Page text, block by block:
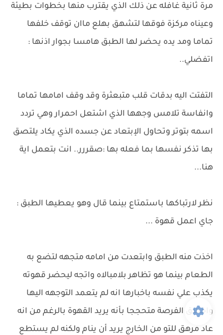
مرة ثانية غافله عن ذلك الذي يقترب منها بخطوات بطيئة
وعيناه مركزة فوقها لتشهق بهلع ماان توقف خلفها
تماما ومد يده يحضر لها الطبق هامسا بجوار اذنها :
اتفضلي..
التفتت اليه بدقات قلب متبعثرة وقد وقف امامها تماما
وانفاسة تلامس وجهها الذي اشتعل احمرار وهي تردد
اسمه بتوتر وتحاول الإبتعاد عن جسده الذي يكاد يلتصق
بها تذكر نفسها بما فعله بها :صقررر.. انت بتعمل اية
هنا...
نظر لارتباكها باستمتاع بينما قال وهو يعطيها الطبق :
جاي اعمل قهوة ...
اخذت منه الطبق وابتعدت من امامه متجهه لتضع به
الطعام بينما هو تظاهر بلامبالاه واتجه ليحضر قهوته
يكذب علي نفسه باخبارها انه لم يتعمد التوجهه اليها
واختلاق الفرصة متحججا بأنه يريد القهوة بالرغم من انه
عاد مرهق للتو من الخارج يريد أن ينام ولكنه لم يستطع